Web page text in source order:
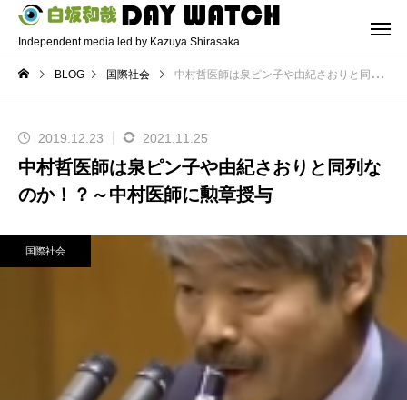
Independent media led by Kazuya Shirasaka
BLOG 国際社会 中村哲医師は泉ピン子や由紀さおりと同列なのか！？～中村医師に勲章授与
2019.12.23 2021.11.25
中村哲医師は泉ピン子や由紀さおりと同列な
のか！？～中村医師に勲章授与
国際社会